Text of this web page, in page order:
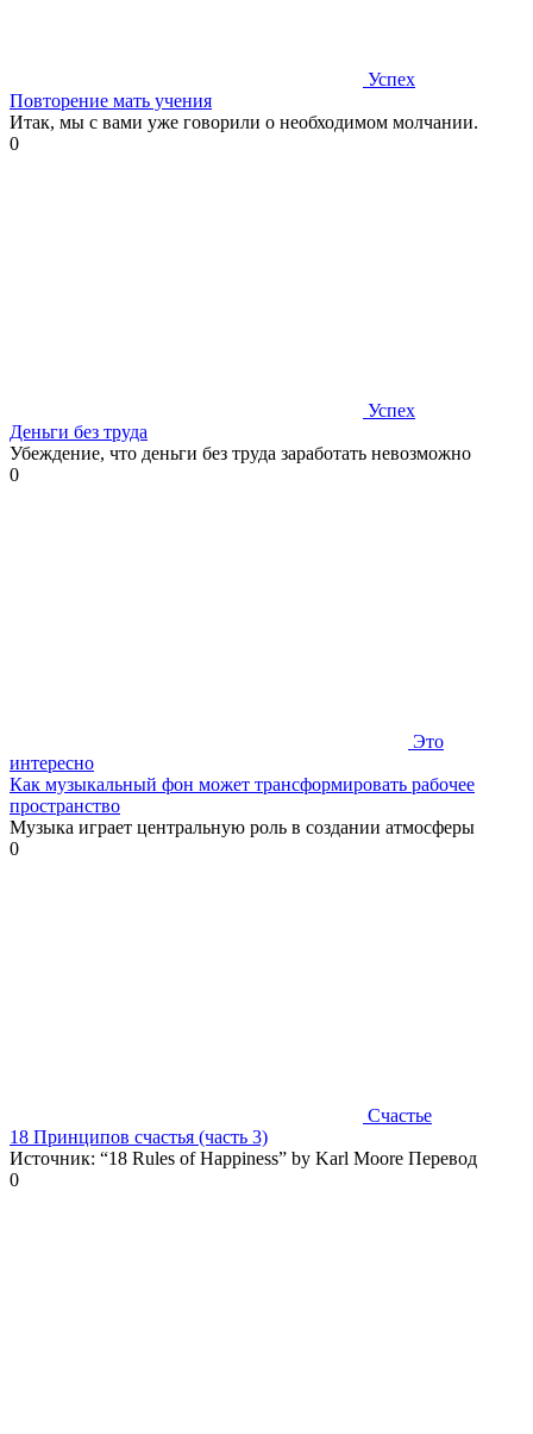
Успех
Повторение мать учения
Итак, мы с вами уже говорили о необходимом молчании.
0
Успех
Деньги без труда
Убеждение, что деньги без труда заработать невозможно
0
Это
интересно
Как музыкальный фон может трансформировать рабочее
пространство
Музыка играет центральную роль в создании атмосферы
0
Счастье
18 Принципов счастья (часть 3)
Источник: “18 Rules of Happiness” by Karl Moore Перевод
0